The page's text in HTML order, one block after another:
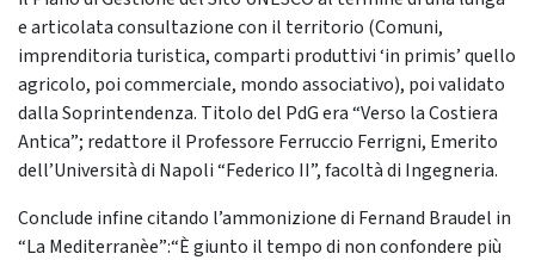
e articolata consultazione con il territorio (Comuni,
imprenditoria turistica, comparti produttivi ‘in primis’ quello
agricolo, poi commerciale, mondo associativo), poi validato
dalla Soprintendenza. Titolo del PdG era “Verso la Costiera
Antica”; redattore il Professore Ferruccio Ferrigni, Emerito
dell’Università di Napoli “Federico II”, facoltà di Ingegneria.
Conclude infine citando l’ammonizione di Fernand Braudel in
“La Mediterranèe”:“È giunto il tempo di non confondere più